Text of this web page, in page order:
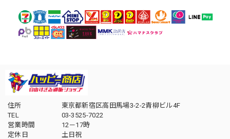
住所
東京都新宿区高田馬場3-2-2青柳ビル4F
TEL
03-3525-7022
営業時間
12－17時
定休日
土日祝